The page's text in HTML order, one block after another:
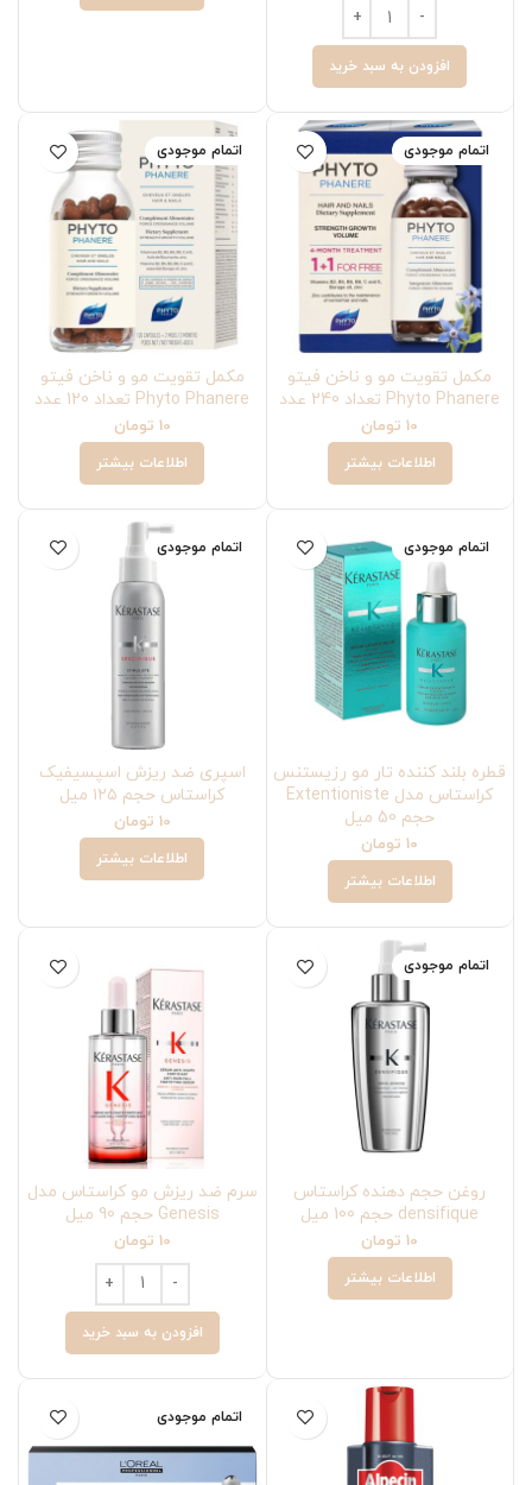
افزودن به سبد خرید
اتمام موجودی
مکمل تقویت مو و ناخن فیتو
Phyto Phanere تعداد 240 عدد
10 تومان
اطلاعات بیشتر
اتمام موجودی
مکمل تقویت مو و ناخن فیتو
Phyto Phanere تعداد 120 عدد
10 تومان
اطلاعات بیشتر
اتمام موجودی
قطره بلند کننده تار مو رزیستنس
کراستاس مدل Extentioniste
حجم 50 میل
10 تومان
اطلاعات بیشتر
اتمام موجودی
اسپری ضد ریزش اسپسیفیک
کراستاس حجم ۱۲۵ میل
10 تومان
اطلاعات بیشتر
اتمام موجودی
روغن حجم دهنده کراستاس
densifique حجم 100 میل
10 تومان
اطلاعات بیشتر
سرم ضد ریزش مو کراستاس مدل
Genesis حجم 90 میل
10 تومان
افزودن به سبد خرید
اتمام موجودی